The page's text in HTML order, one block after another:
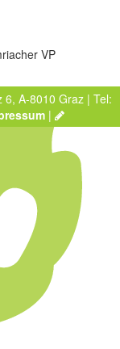
VP
A-8010 Graz | Tel:
|